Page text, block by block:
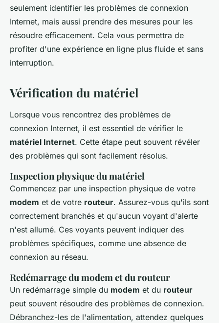
seulement identifier les problèmes de connexion
Internet, mais aussi prendre des mesures pour les
résoudre efficacement. Cela vous permettra de
profiter d'une expérience en ligne plus fluide et sans
interruption.
Vérification du matériel
Lorsque vous rencontrez des problèmes de
connexion Internet, il est essentiel de vérifier le
matériel Internet. Cette étape peut souvent révéler
des problèmes qui sont facilement résolus.
Inspection physique du matériel
Commencez par une inspection physique de votre
modem et de votre routeur. Assurez-vous qu'ils sont
correctement branchés et qu'aucun voyant d'alerte
n'est allumé. Ces voyants peuvent indiquer des
problèmes spécifiques, comme une absence de
connexion au réseau.
Redémarrage du modem et du routeur
Un redémarrage simple du modem et du routeur
peut souvent résoudre des problèmes de connexion.
Débranchez-les de l'alimentation, attendez quelques